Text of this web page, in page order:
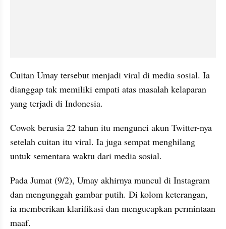
Cuitan Umay tersebut menjadi viral di media sosial. Ia
dianggap tak memiliki empati atas masalah kelaparan
yang terjadi di Indonesia.
Cowok berusia 22 tahun itu mengunci akun Twitter-nya
setelah cuitan itu viral. Ia juga sempat menghilang
untuk sementara waktu dari media sosial.
Pada Jumat (9/2), Umay akhirnya muncul di Instagram
dan mengunggah gambar putih. Di kolom keterangan,
ia memberikan klarifikasi dan mengucapkan permintaan
maaf.